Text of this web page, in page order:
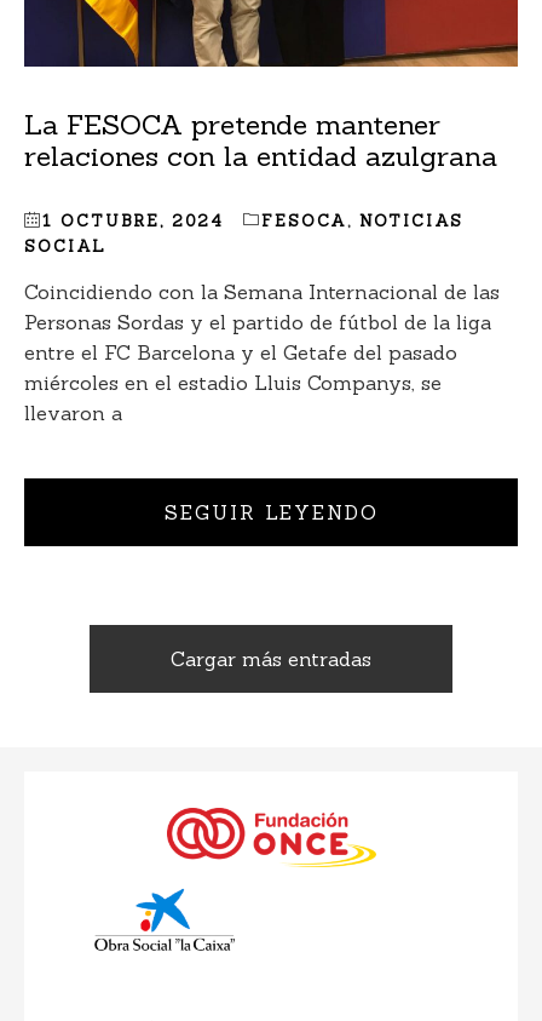
La FESOCA pretende mantener
relaciones con la entidad azulgrana
1 OCTUBRE, 2024 FESOCA, NOTICIAS
SOCIAL
Coincidiendo con la Semana Internacional de las
Personas Sordas y el partido de fútbol de la liga
entre el FC Barcelona y el Getafe del pasado
miércoles en el estadio Lluis Companys, se
llevaron a
SEGUIR LEYENDO
Cargar más entradas